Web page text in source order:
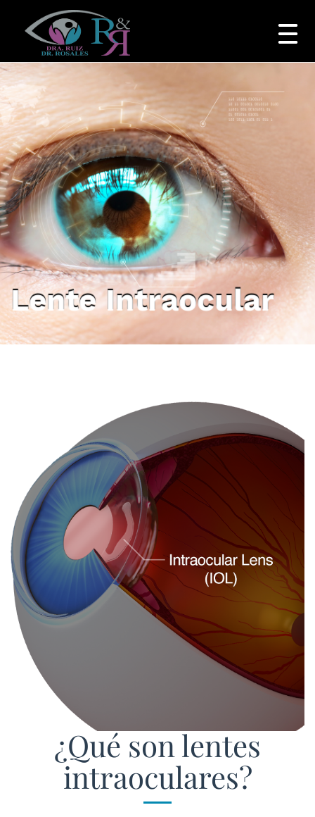
Lente Intraocular
¿Qué son lentes
intraoculares?